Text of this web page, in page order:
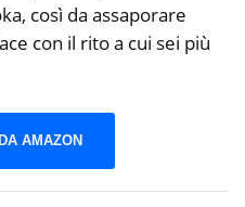
così da assaporare
con il rito a cui sei più
AMAZON